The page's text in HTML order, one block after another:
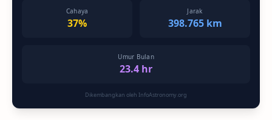
Cahaya
37%
Jarak
398.765 km
Umur Bulan
23.4 hr
Dikembangkan oleh InfoAstronomy.org